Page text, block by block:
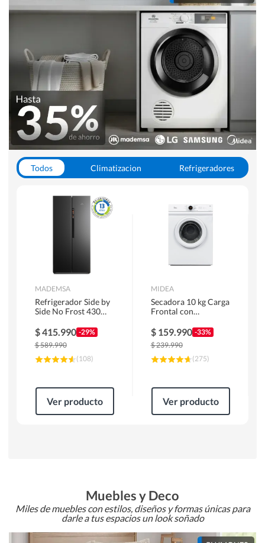
Todos Climatizacion
Refrigeradores
Hornos y Microondas
MADEMSA
Refrigerador Side by
Side No Frost 430
MAS430B
$415.990 -29%
$589.990
(108)
Ver producto
MIDEA
Secadora 10 kg Carga
Frontal con
MD100A100/W2
$ 159.990 -33%
$239.990
(275)
Ver producto
Muebles y Deco
Miles de muebles con estilos, diseños y formas únicas para
darle a tus espacios un look soñado